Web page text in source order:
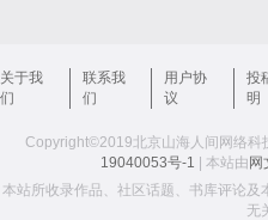
关于我
们
联系我
们
用户协
议
投
明
Copyright©2019北京山海人间网络科
19040053号-1 | 本站由网
本站所收录作品、社区话题、书库评论
无